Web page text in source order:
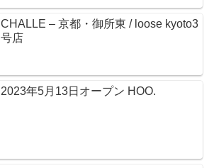
CHALLE – 京都・御所東 / loose kyoto3
号店
2023年5月13日オープン HOO.